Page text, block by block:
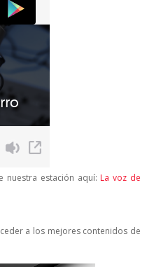
nuestra estación aquí: La voz de
a los mejores contenidos de